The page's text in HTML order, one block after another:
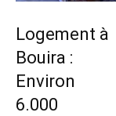
Logement à
Bouira :
Environ
6.000